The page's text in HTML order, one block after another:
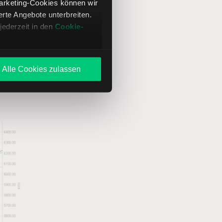
Cookies können wir
Angebote unterbreiten.
in den Cookie-
Alle Cookies zulassen